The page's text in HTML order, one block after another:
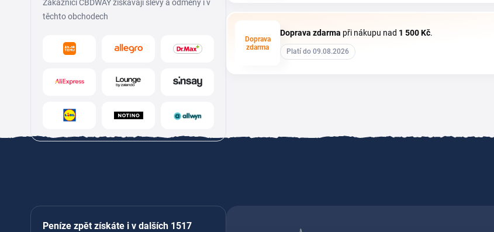
Zákazníci CBDWAY získavají slevy a odměny i v
těchto obchodech
Doprava
zdarma
Doprava zdarma při nákupu nad 1 500 Kč.
Platí do 09.08.2026
Peníze zpět získáte i v dalších 1517